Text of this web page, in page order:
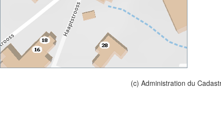
(c) Administration du